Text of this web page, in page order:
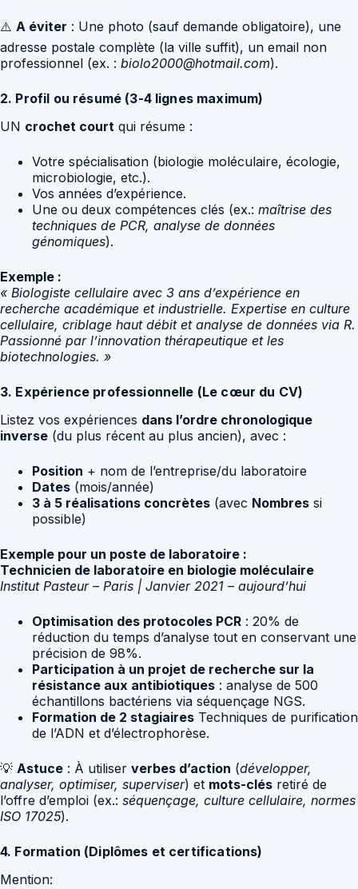
⚠️ A éviter : Une photo (sauf demande obligatoire), une
adresse postale complète (la ville suffit), un email non
professionnel (ex. : biolo2000@hotmail.com).
2. Profil ou résumé (3-4 lignes maximum)
UN crochet court qui résume :
Votre spécialisation (biologie moléculaire, écologie,
microbiologie, etc.).
Vos années d’expérience.
Une ou deux compétences clés (ex.: maîtrise des
techniques de PCR, analyse de données
génomiques).
Exemple :
« Biologiste cellulaire avec 3 ans d’expérience en
recherche académique et industrielle. Expertise en culture
cellulaire, criblage haut débit et analyse de données via R.
Passionné par l’innovation thérapeutique et les
biotechnologies. »
3. Expérience professionnelle (Le cœur du CV)
Listez vos expériences dans l’ordre chronologique
inverse (du plus récent au plus ancien), avec :
Position + nom de l’entreprise/du laboratoire
Dates (mois/année)
3 à 5 réalisations concrètes (avec Nombres si
possible)
Exemple pour un poste de laboratoire :
Technicien de laboratoire en biologie moléculaire
Institut Pasteur – Paris | Janvier 2021 – aujourd’hui
Optimisation des protocoles PCR : 20% de
réduction du temps d’analyse tout en conservant une
précision de 98%.
Participation à un projet de recherche sur la
résistance aux antibiotiques : analyse de 500
échantillons bactériens via séquençage NGS.
Formation de 2 stagiaires Techniques de purification
de l’ADN et d’électrophorèse.
💡 Astuce : À utiliser verbes d’action (développer,
analyser, optimiser, superviser) et mots-clés retiré de
l’offre d’emploi (ex.: séquençage, culture cellulaire, normes
ISO 17025).
4. Formation (Diplômes et certifications)
Mention: